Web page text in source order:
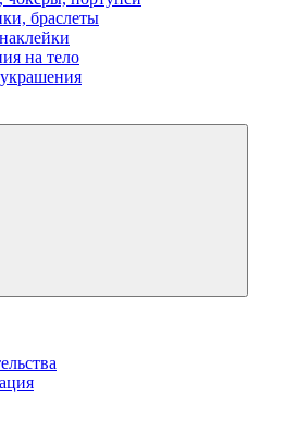
браслеты
на тело